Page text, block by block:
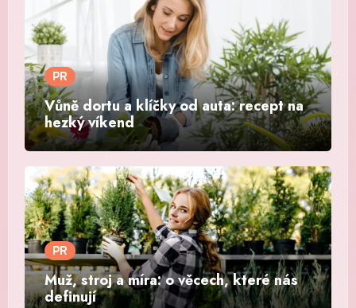
PR
Vůně dortu a klíčky od auta: recept na
hezký víkend
PR
Muž, stroj a míra: o věcech, které nás
definují